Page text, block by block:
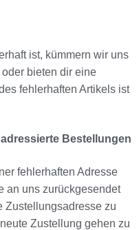
ist, kümmern wir uns
bieten dir eine
fehlerhaften Artikels ist
Bestellungen
fehlerhaften Adresse
an uns zurückgesendet
Zustellungsadresse zu
Zustellung gehen zu